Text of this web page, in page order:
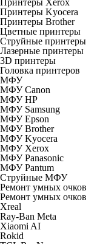
Принтеры Xerox
Принтеры Kyocera
Принтеры Brother
Цветные принтеры
Струйные принтеры
Лазерные принтеры
3D принтеры
Головка принтеров
МФУ
МФУ Canon
МФУ HP
МФУ Samsung
МФУ Epson
МФУ Brother
МФУ Kyocera
МФУ Xerox
МФУ Panasonic
МФУ Pantum
Струйные МФУ
Ремонт умных очков
Ремонт умных очков
Xreal
Ray-Ban Meta
Xiaomi AI
Rokid